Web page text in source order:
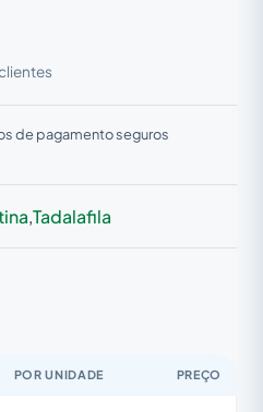
de pagamento seguros
,Tadalafila
POR UNIDADE PREÇO